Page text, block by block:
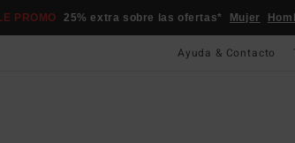
PROMO 25% extra sobre las ofertas* Mujer
Ayuda & Contacto